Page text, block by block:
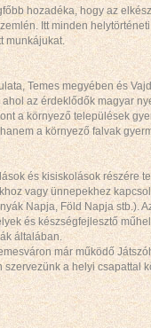
hozadéka, hogy az
Itt minden
munkájukat.
Temes megyében és
az érdeklődők magyar
a környező települések
a környező falvak
és kisiskolások részére
vagy ünnepekhez
Napja, Föld Napja stb.).
és készségfejlesztő
általában.
már működő
szervezünk a helyi csapattal